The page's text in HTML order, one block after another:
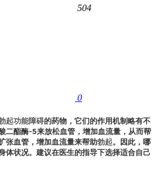
504
0
起功能障碍的药物，它们的作用机制略有不
二酯酶-5来放松血管，增加血流量，从而帮
张血管，增加血流量来帮助勃起。因此，哪
体状况。建议在医生的指导下选择适合自己